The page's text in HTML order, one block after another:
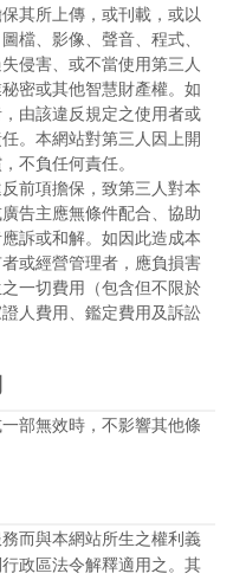
其所上傳，或刊載，或以
檔、影像、聲音、程式、
侵害、或不當使用第三人
密或其他智慧財產權。如
由該違反規定之使用者或
。本網站對第三人因上開
不負任何責任。
前項擔保，致第三人對本
告主應無條件配合、協助
訴或和解。如因此造成本
或經營管理者，應負損害
一切費用（包含但不限於
人費用、鑑定費用及訴訟
部無效時，不影響其他條
而與本網站所生之權利義
政區法令解釋適用之。其